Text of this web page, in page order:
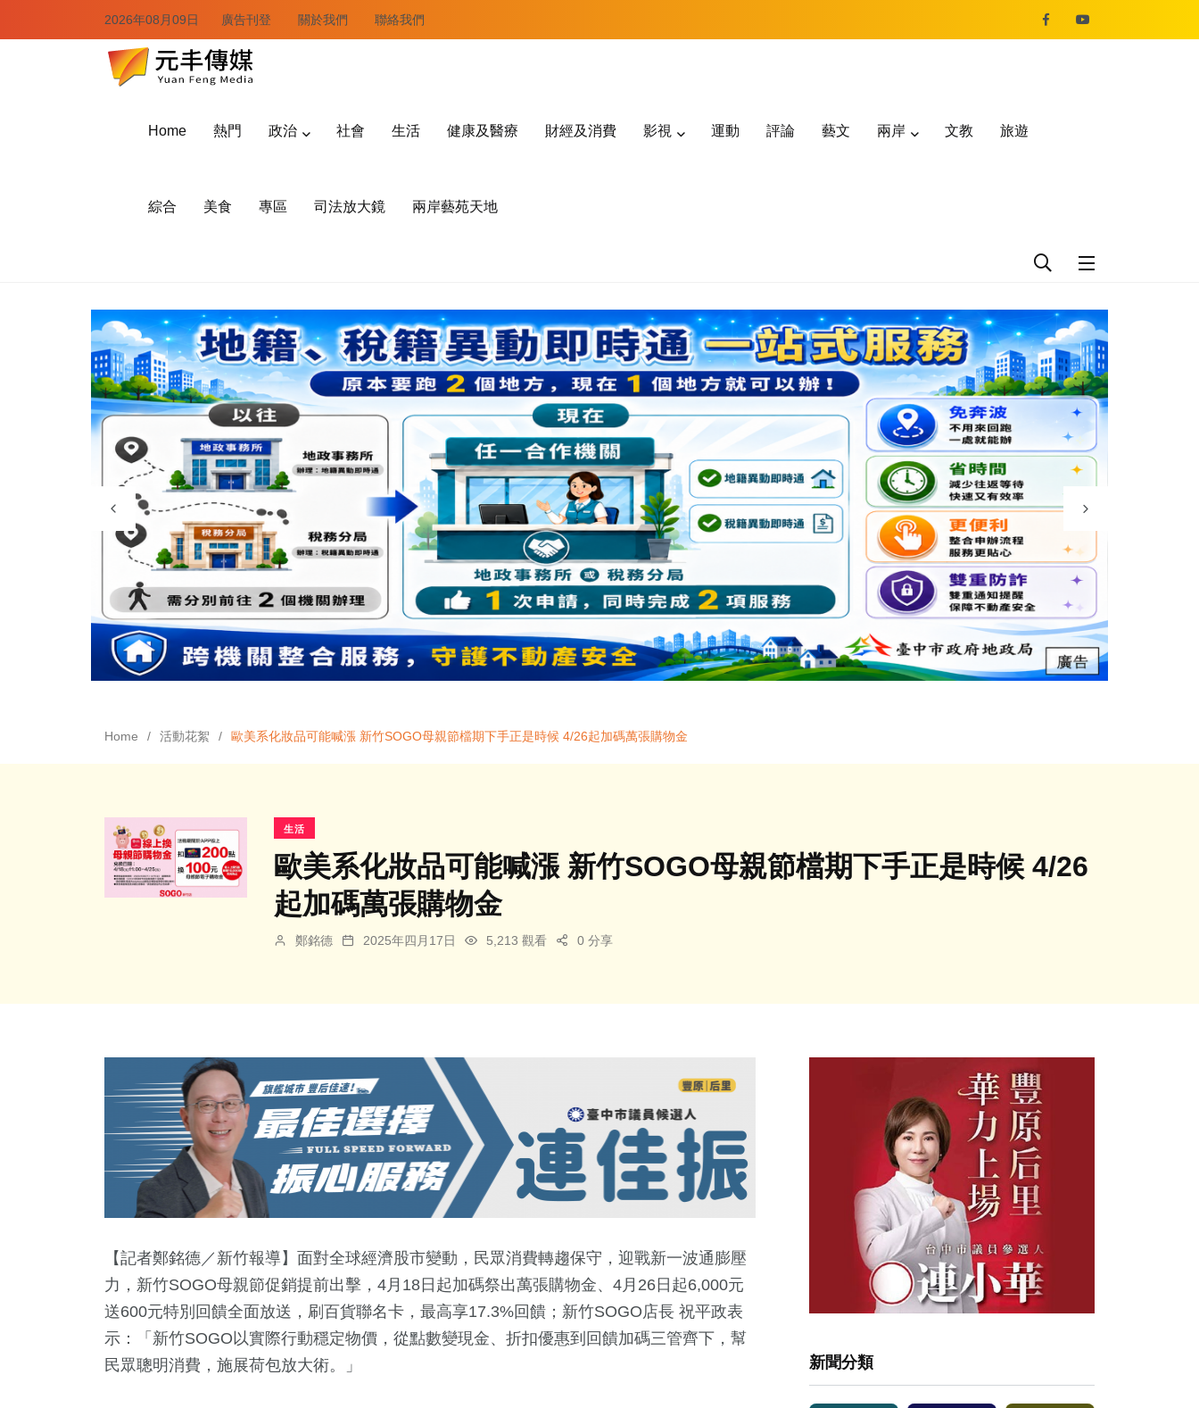
2026年08月09日 廣告刊登 關於我們 聯絡我們
Home 熱門 政治 社會 生活 健康及醫療 財經及消費 影視 運動 評論 藝文 兩岸 文教 旅遊
綜合 美食 專區 司法放大鏡 兩岸藝苑天地
Home 活動花絮 歐美系化妝品可能喊漲 新竹SOGO母親節檔期下手正是時候 4/26起加碼萬張購物金
生活
歐美系化妝品可能喊漲 新竹SOGO母親節檔期下手正是時候 4/26
起加碼萬張購物金
鄭銘德 2025年四月17日 5,213 觀看 0 分享
【記者鄭銘德／新竹報導】面對全球經濟股市變動，民眾消費轉趨保守，迎戰新一波通膨壓
力，新竹SOGO母親節促銷提前出擊，4月18日起加碼祭出萬張購物金、4月26日起6,000元
送600元特別回饋全面放送，刷百貨聯名卡，最高享17.3%回饋；新竹SOGO店長 祝平政表
示：「新竹SOGO以實際行動穩定物價，從點數變現金、折扣優惠到回饋加碼三管齊下，幫
民眾聰明消費，施展荷包放大術。」
新聞分類